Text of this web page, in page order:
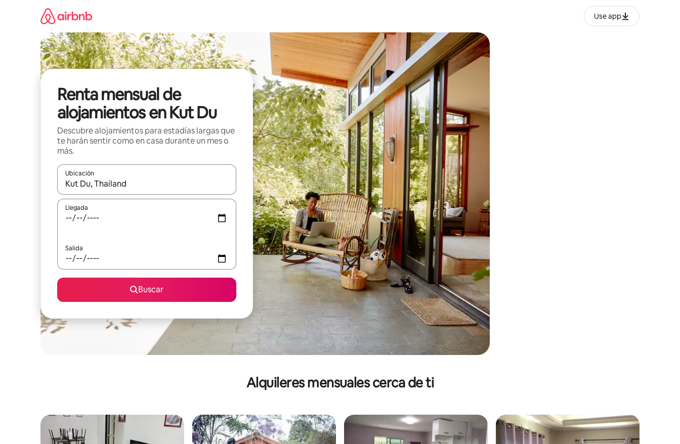
Use app
Renta mensual de
alojamientos en Kut Du
Descubre alojamientos para estadías largas que
te harán sentir como en casa durante un mes o
más.
Ubicación
Cuando los resultados estén disponibles, navega con las teclas de flecha hacia arriba y hacia abajo o explora con el tacto o desliza el dedo.
Llegada
Salida
Buscar
Alquileres mensuales cerca de ti